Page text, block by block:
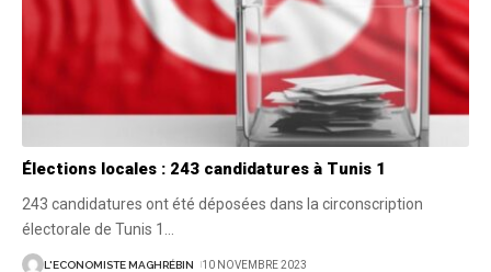
Élections locales : 243 candidatures à Tunis 1
243 candidatures ont été déposées dans la circonscription
électorale de Tunis 1 …
L'ECONOMISTE MAGHRÉBIN 10 NOVEMBRE 2023